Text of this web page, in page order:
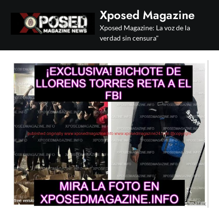
content
Xposed Magazine
Xposed Magazine: La voz de la
verdad sin censura"